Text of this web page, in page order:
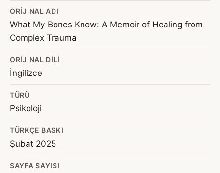
ORIJINAL ADI
What My Bones Know: A Memoir of Healing from
Complex Trauma
ORIJINAL DILI
İngilizce
TÜRÜ
Psikoloji
TÜRKÇE BASKI
Şubat 2025
SAYFA SAYISI